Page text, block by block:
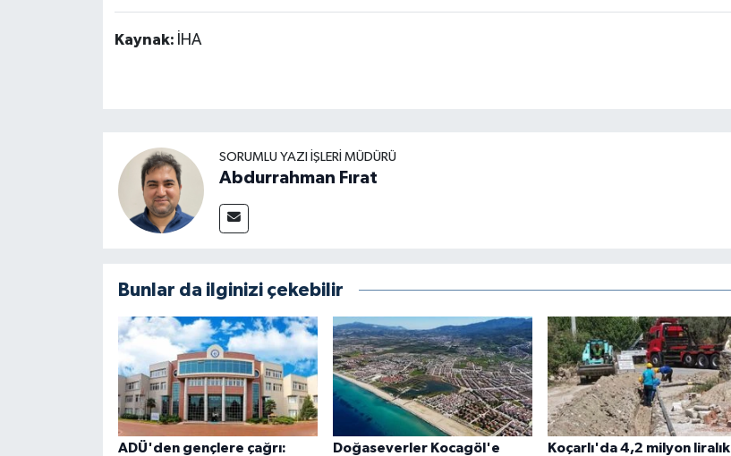
Kaynak: İHA
SORUMLU YAZI İŞLERI MÜDÜRÜ
Abdurrahman Fırat
Bunlar da ilginizi çekebilir
ADÜ'den gençlere çağrı:
Doğaseverler Kocagöl'e
Koçarlı'da 4,2 milyon liralık